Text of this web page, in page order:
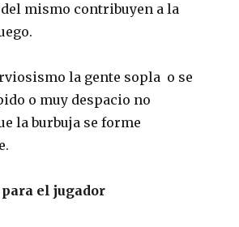
mismo contribuyen a la
la gente sopla o se
o muy despacio no
la burbuja se forme
el jugador